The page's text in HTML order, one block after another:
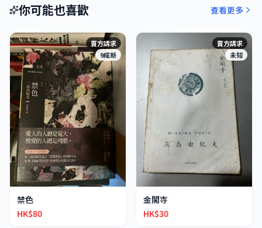
你可能也喜歡 查看更多
賣方請求
9成新
禁色
HK$80
賣方請求
未知
金閣寺
HK$30